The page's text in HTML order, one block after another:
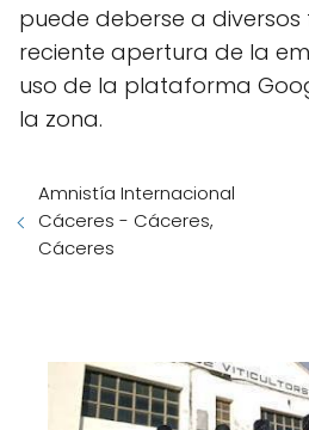
puede deberse a
reciente apertura de la
uso de la plataforma
la zona.
Amnistía Internacional
Cáceres - Cáceres,
Cáceres